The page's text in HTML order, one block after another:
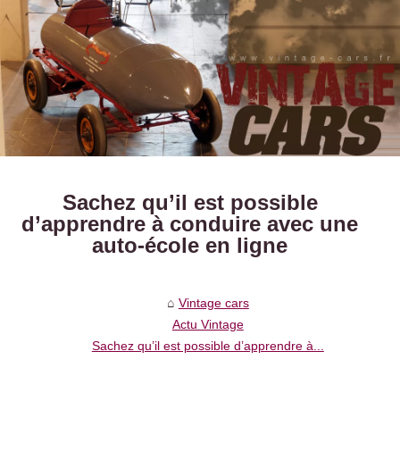
Sachez qu’il est possible
d’apprendre à conduire avec une
auto-école en ligne
Vintage cars
Actu Vintage
Sachez qu’il est possible d’apprendre à...